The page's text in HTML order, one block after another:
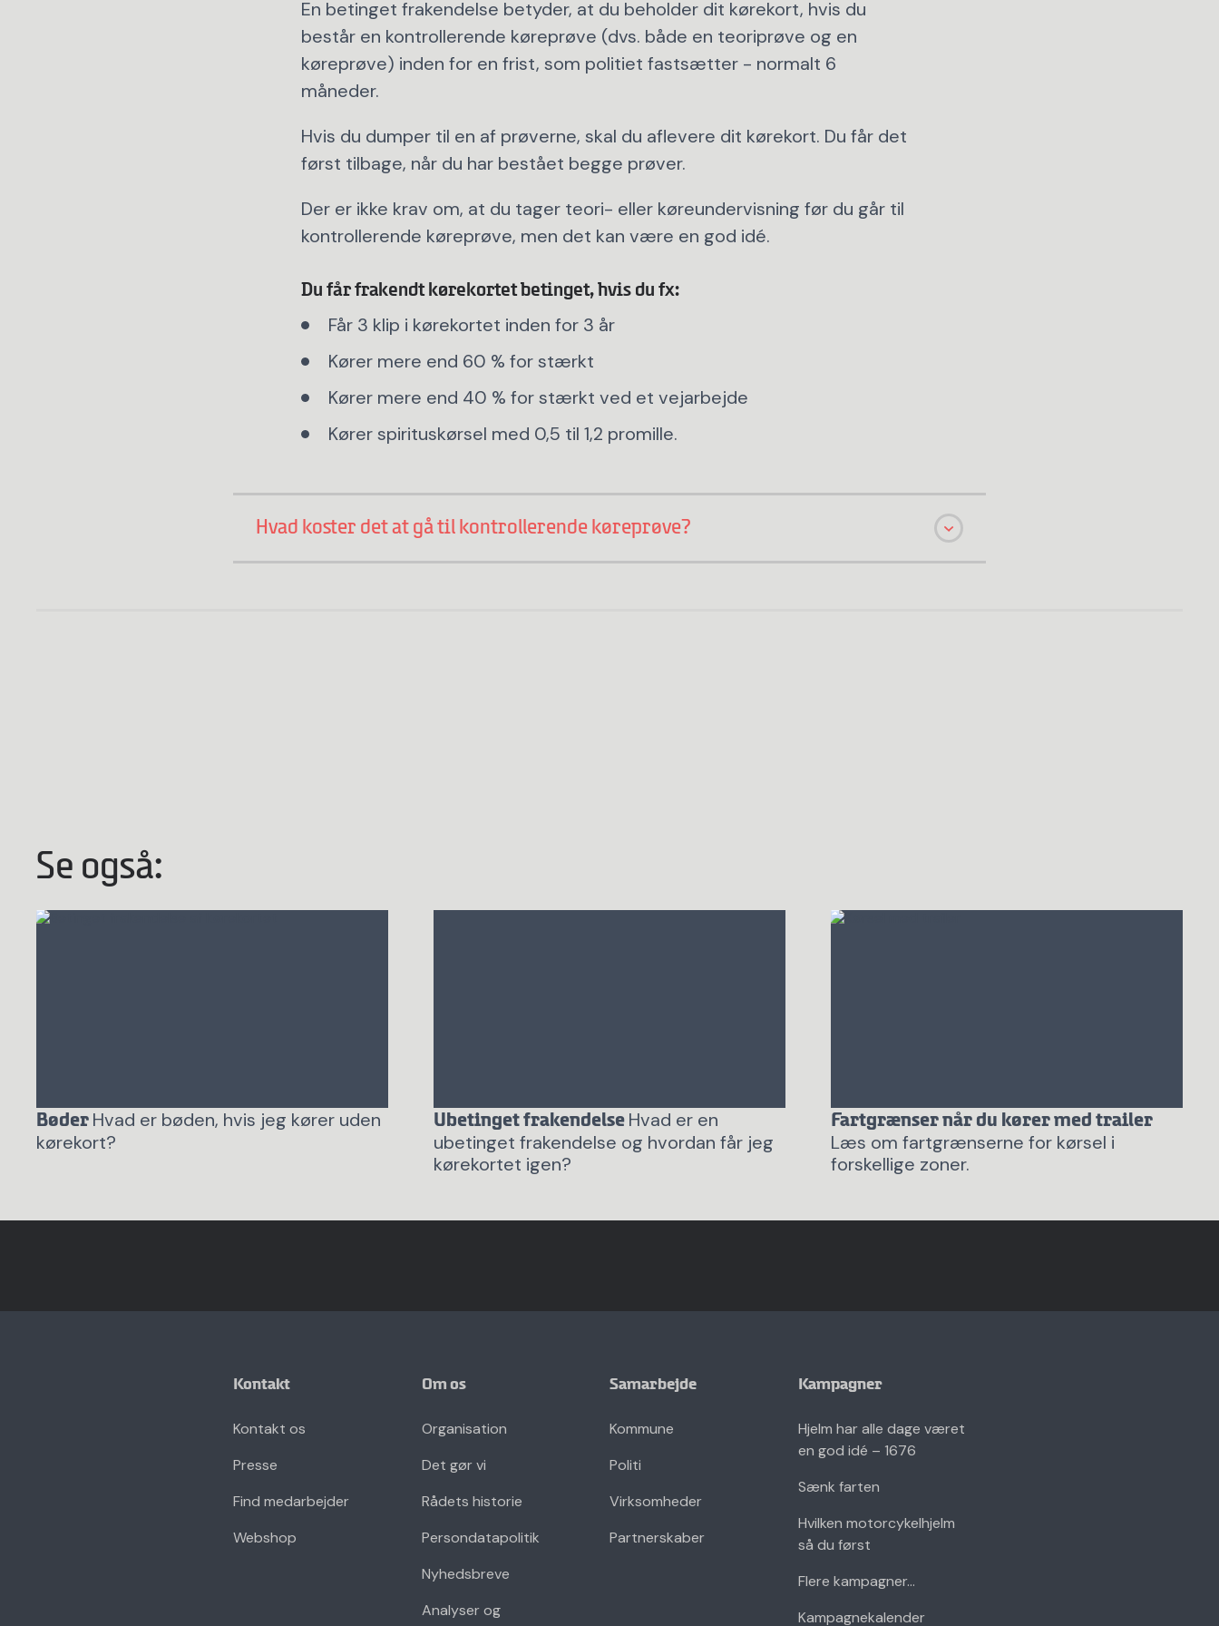
En betinget frakendelse betyder, at du beholder dit kørekort, hvis du
består en kontrollerende køreprøve (dvs. både en teoriprøve og en
køreprøve) inden for en frist, som politiet fastsætter - normalt 6
måneder.
Hvis du dumper til en af prøverne, skal du aflevere dit kørekort. Du får det
først tilbage, når du har bestået begge prøver.
Der er ikke krav om, at du tager teori- eller køreundervisning før du går til
kontrollerende køreprøve, men det kan være en god idé.
Du får frakendt kørekortet betinget, hvis du fx:
Får 3 klip i kørekortet inden for 3 år
Kører mere end 60 % for stærkt
Kører mere end 40 % for stærkt ved et vejarbejde
Kører spirituskørsel med 0,5 til 1,2 promille.
Hvad koster det at gå til kontrollerende køreprøve?
Se også:
Bøder Hvad er bøden, hvis jeg kører uden
kørekort?
Ubetinget frakendelse Hvad er en
ubetinget frakendelse og hvordan får jeg
kørekortet igen?
Fartgrænser når du kører med trailer
Læs om fartgrænserne for kørsel i
forskellige zoner.
Kontakt
Kontakt os
Presse
Find medarbejder
Webshop
Om os
Organisation
Det gør vi
Rådets historie
Persondatapolitik
Nyhedsbreve
Analyser og
Samarbejde
Kommune
Politi
Virksomheder
Partnerskaber
Kampagner
Hjelm har alle dage været
en god idé – 1676
Sænk farten
Hvilken motorcykelhjelm
så du først
Flere kampagner...
Kampagnekalender